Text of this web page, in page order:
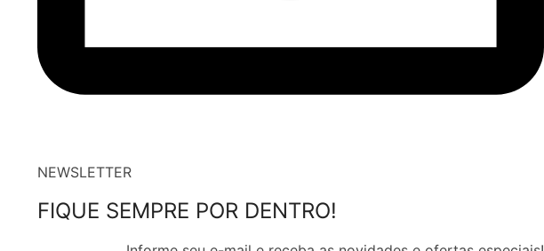
NEWSLETTER
FIQUE SEMPRE POR DENTRO!